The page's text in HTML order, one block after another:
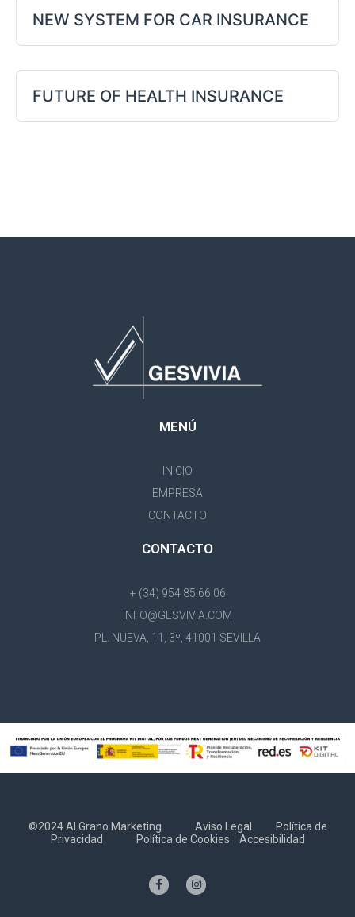
NEW SYSTEM FOR CAR INSURANCE
FUTURE OF HEALTH INSURANCE
MENÚ
INICIO
EMPRESA
CONTACTO
CONTACTO
+ (34) 954 85 66 06
INFO@GESVIVIA.COM
PL. NUEVA, 11, 3º, 41001 SEVILLA
©2024 Al Grano Marketing Aviso Legal
Política de
Privacidad
Política de Cookies Accesibilidad